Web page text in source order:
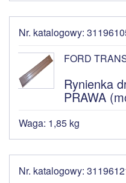
Nr. katalogowy:
FORD
Rynienka
PRAWA
Waga: 1,85 kg
Nr. katalogowy: